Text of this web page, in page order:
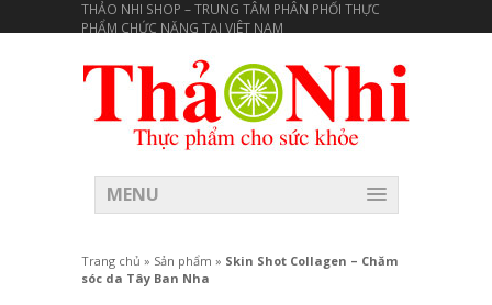
THẢO NHI SHOP – TRUNG TÂM PHÂN PHỐI THỰC
PHẨM CHỨC NĂNG TẠI VIÊT NAM
MENU
Trang chủ » Sản phẩm » Skin Shot Collagen – Chăm
sóc da Tây Ban Nha